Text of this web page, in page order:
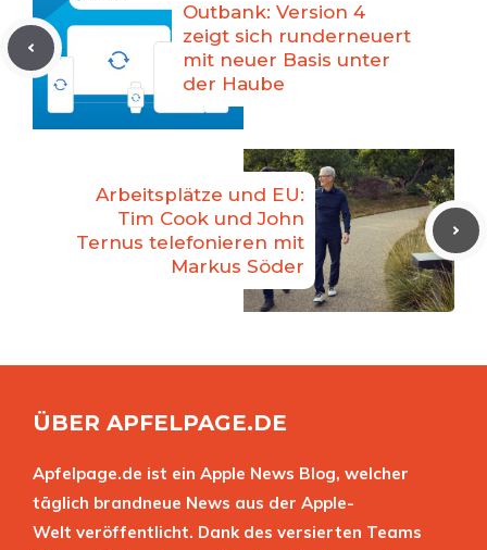
Outbank: Version 4
zeigt sich runderneuert
mit neuer Basis unter
der Haube
Arbeitsplätze und EU:
Tim Cook und John
Ternus telefonieren mit
Markus Söder
ÜBER APFELPAGE.DE
Apfelpage.de ist ein Apple News Blog, welcher
täglich brandneue News aus der Apple-
Welt veröffentlicht. Dank des versierten Teams